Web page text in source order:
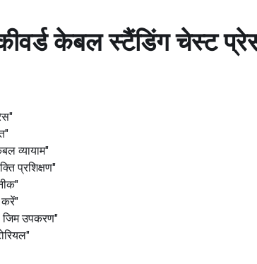
केबल स्टैंडिंग चेस्ट
व्यायाम"
प्रशिक्षण"
उपकरण"